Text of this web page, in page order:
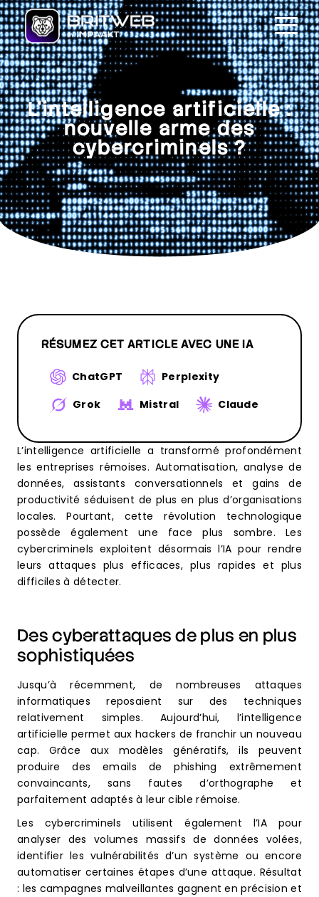
L’intelligence artificielle :
nouvelle arme des
cybercriminels ?
RÉSUMEZ CET ARTICLE AVEC UNE IA
ChatGPT
Perplexity
Grok
Mistral Claude
L’intelligence artificielle a transformé profondément
les entreprises rémoises. Automatisation, analyse de
données, assistants conversationnels et gains de
productivité séduisent de plus en plus d’organisations
locales. Pourtant, cette révolution technologique
possède également une face plus sombre. Les
cybercriminels exploitent désormais l’IA pour rendre
leurs attaques plus efficaces, plus rapides et plus
difficiles à détecter.
Des cyberattaques de plus en plus
sophistiquées
Jusqu’à récemment, de nombreuses attaques
informatiques reposaient sur des techniques
relativement simples. Aujourd’hui, l’intelligence
artificielle permet aux hackers de franchir un nouveau
cap. Grâce aux modèles génératifs, ils peuvent
produire des emails de phishing extrêmement
convaincants, sans fautes d’orthographe et
parfaitement adaptés à leur cible rémoise.
Les cybercriminels utilisent également l’IA pour
analyser des volumes massifs de données volées,
identifier les vulnérabilités d’un système ou encore
automatiser certaines étapes d’une attaque. Résultat
: les campagnes malveillantes gagnent en précision et